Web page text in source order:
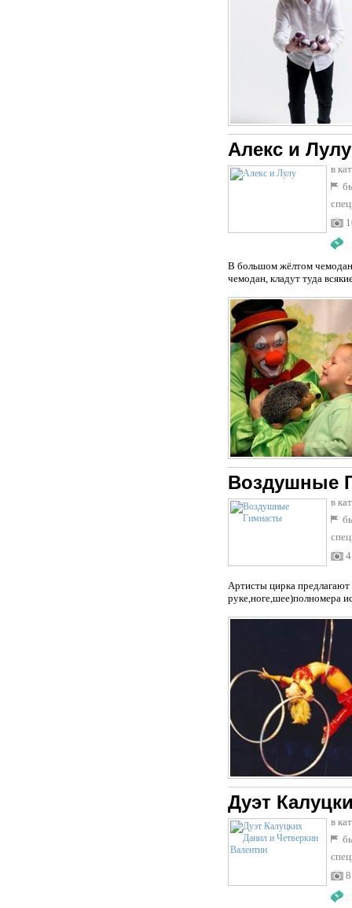
Алекс и Лулу
в
:
В большом жёлтом
чемодан, кладут туда
Воздушные
в
4
Артисты цирка
руке,ноге,шее)полномера
Дуэт
в
8
: